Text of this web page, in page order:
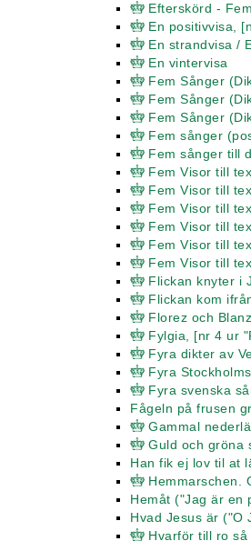
Efterskörd -
En positivvisa,
En strandvisa /
En vintervisa
Fem Sånger
Fem Sånger
Fem Sånger
Fem sånger
Fem sånger till
Fem Visor till
Fem Visor till
Fem Visor till
Fem Visor till
Fem Visor till
Fem Visor till
Flickan knyter i
Flickan kom
Florez och
Fylgia, [nr 4 ur
Fyra dikter av
Fyra
Fyra svenska
Fågeln på frusen
Gammal
Guld och gröna
Han fik ej lov til at
Hemmarschen.
Hemåt ("Jag är en
Hvad Jesus är ("O
Hvarför till ro